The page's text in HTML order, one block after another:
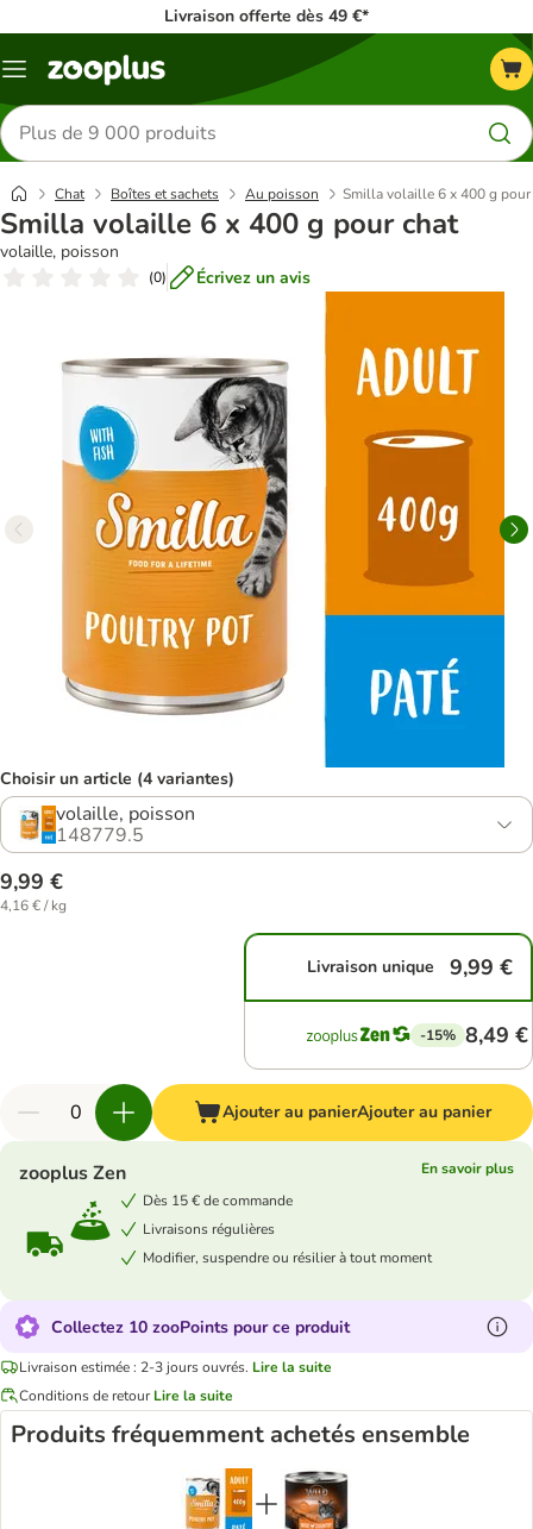
Livraison offerte dès 49 €*
Menu
Rechercher
des
produits
Chat Boîtes et sachets Au poisson Smilla volaille 6 x 400 g
Smilla volaille 6 x 400 g pour chat
volaille, poisson
(0) Écrivez un avis
Choisir un article (4 variantes)
volaille, poisson
148779.5
9,99 €
4,16 € / kg
Livraison unique 9,99 €
-15% 8,49 €
Ajouter au panierAjouter au panier
zooplus Zen
En savoir plus
Dès 15 € de commande
Livraisons régulières
Modifier, suspendre ou résilier à tout moment
Collectez 10 zooPoints pour ce produit
Livraison estimée : 2-3 jours ouvrés. Lire la suite
Conditions de retour Lire la suite
Produits fréquemment achetés ensemble